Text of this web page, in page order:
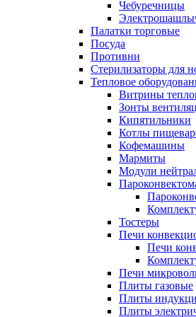
Чебуречницы
Палатки торговые
Посуда
Противни
Стерилизаторы для
Тепловое
Витрины
Зонты
Кипятильники
Котлы
Кофемашины
Мармиты
Модули
Тостеры
Печи
Печи
Печи
Плиты газовые
Плиты
Плиты